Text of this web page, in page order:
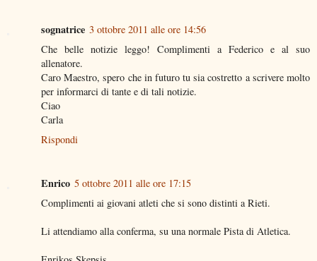
sognatrice 3 ottobre 2011 alle ore 14:56
Che belle notizie leggo! Complimenti a Federico e al suo
allenatore.
Caro Maestro, spero che in futuro tu sia costretto a scrivere molto
per informarci di tante e di tali notizie.
Ciao
Carla
Rispondi
Enrico 5 ottobre 2011 alle ore 17:15
Complimenti ai giovani atleti che si sono distinti a Rieti.
Li attendiamo alla conferma, su una normale Pista di Atletica.